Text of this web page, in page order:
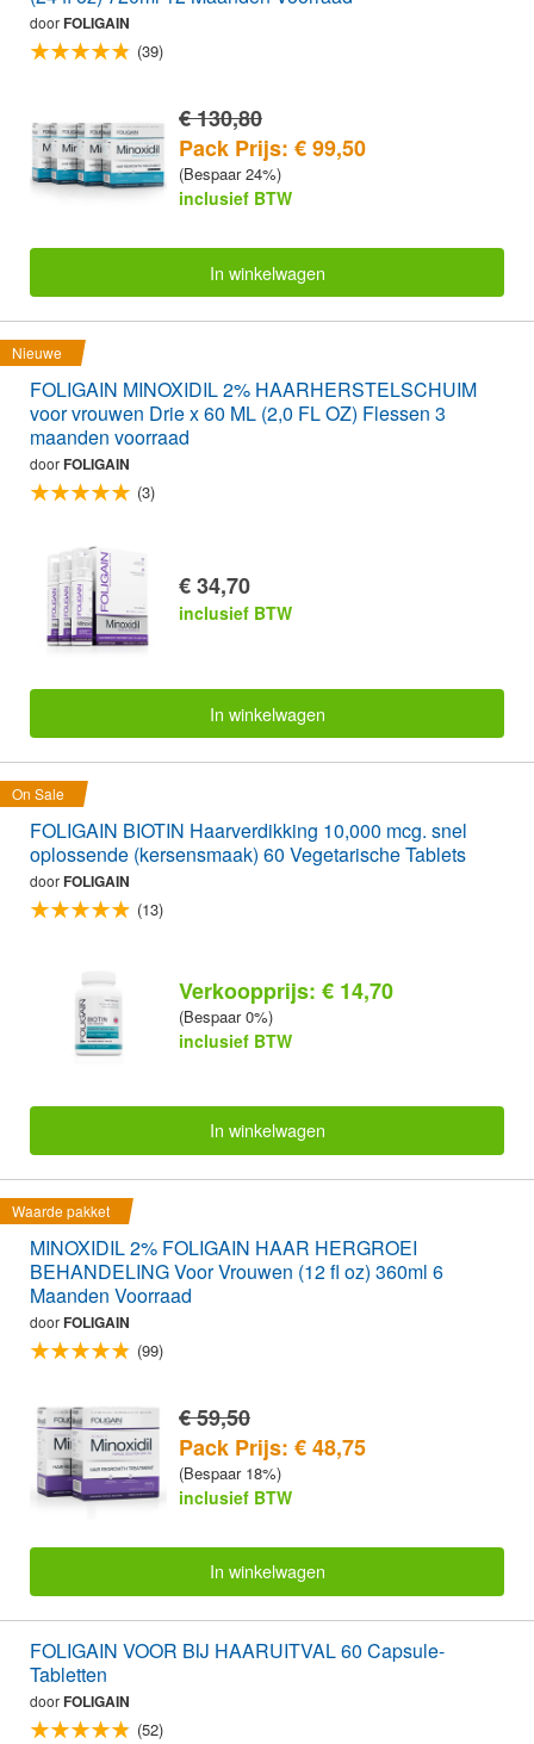
doorFOLIGAIN
(39)
€ 130,80
Pack Prijs: € 99,50
(Bespaar 24%)
inclusief BTW
In winkelwagen
Nieuwe
FOLIGAIN MINOXIDIL 2% HAARHERSTELSCHUIM
voor vrouwen Drie x 60 ML (2,0 FL OZ) Flessen 3
maanden voorraad
doorFOLIGAIN
(3)
€ 34,70
inclusief BTW
In winkelwagen
On Sale
FOLIGAIN BIOTIN Haarverdikking 10,000 mcg. snel
oplossende (kersensmaak) 60 Vegetarische Tablets
doorFOLIGAIN
(13)
Verkoopprijs: € 14,70
(Bespaar 0%)
inclusief BTW
In winkelwagen
Waarde pakket
MINOXIDIL 2% FOLIGAIN HAAR HERGROEI
BEHANDELING Voor Vrouwen (12 fl oz) 360ml 6
Maanden Voorraad
doorFOLIGAIN
(99)
€ 59,50
Pack Prijs: € 48,75
(Bespaar 18%)
inclusief BTW
In winkelwagen
FOLIGAIN VOOR BIJ HAARUITVAL 60 Capsule-
Tabletten
doorFOLIGAIN
(52)